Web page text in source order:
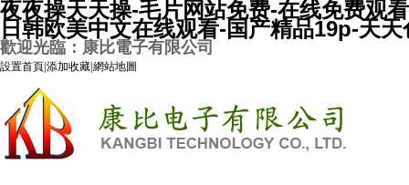
夜夜操天天操-毛片网站免费-在线免费观
日韩欧美中文在线观看-国产精品19p-天
歡迎光臨：康比電子有限公司
設置首頁 添加收藏 網站地圖